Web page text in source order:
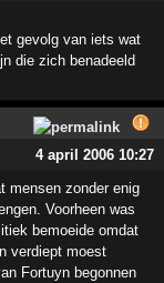
gevolg van iets wat
die zich benadeeld
4 april 2006 10:27
mensen zonder enig
Voorheen was
bemoeide omdat
verdiept moest
Fortuyn begonnen